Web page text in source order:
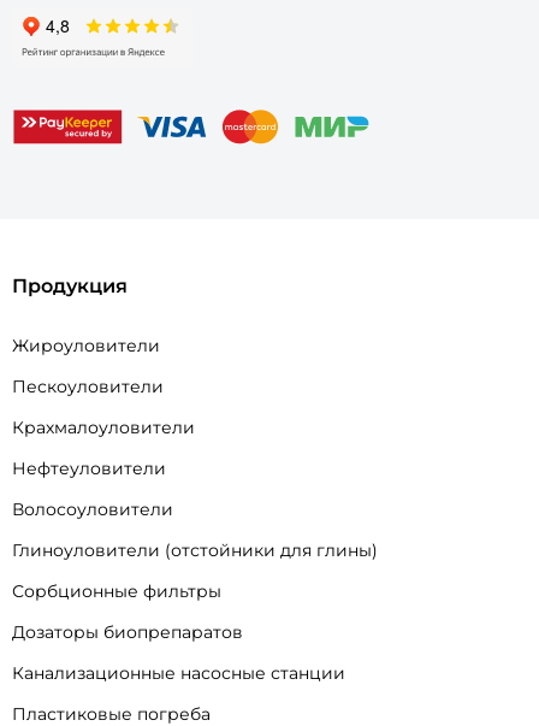
Продукция
Жироуловители
Пескоуловители
Крахмалоуловители
Нефтеуловители
Волосоуловители
Глиноуловители (отстойники для глины)
Сорбционные фильтры
Дозаторы биопрепаратов
Канализационные насосные станции
Пластиковые погреба